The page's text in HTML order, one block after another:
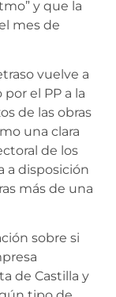
y que la
mes de
vuelve a
el PP a la
de las obras
una clara
de los
a disposición
más de una
sobre si
de Castilla y